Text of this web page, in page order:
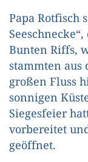
Papa Rotfisch
Bunten Riffs,
stammten aus
großen Fluss
sonnigen
Siegesfeier
vorbereitet
geöffnet.